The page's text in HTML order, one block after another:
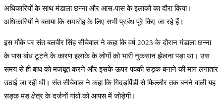
अधिकारियों के साथ मंडाला छन्ना और आस-पास के इलाकों का दौरा किया।
अधिकारियों ने बताया कि समारोह के लिए सभी प्रबंध पूरे किए जा रहे हैं।
इस मौके पर संत बलवीर सिंह सीचेवाल ने कहा कि वर्ष 2023 के दौरान मंडाला छन्ना
के पास बांध टूटने के कारण इलाके के लोगों को भारी नुकसान झेलना पड़ा था। उस
समय से ही बांध को मजबूत करने और इसके ऊपर पक्की सड़क बनाने की मांग लगातार
उठाई जा रही थी। संत सीचेवाल ने कहा कि गिदड़पिंडी से फिल्लौर तक बनने वाली यह
सड़क मंड क्षेत्र के दर्जनों गांवों को आपस में जोड़ेगी।